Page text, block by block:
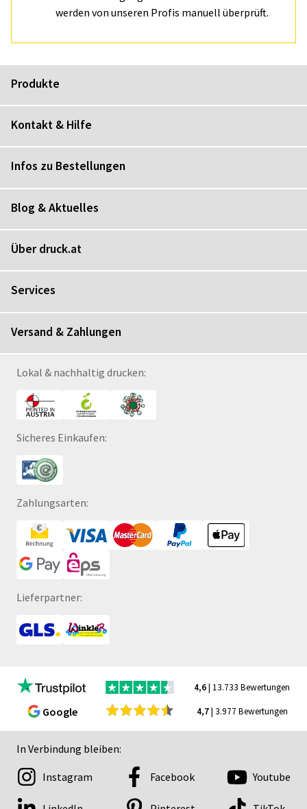
werden von unseren Profis manuell überprüft.
Produkte
Kontakt & Hilfe
Infos zu Bestellungen
Blog & Aktuelles
Über druck.at
Services
Versand & Zahlungen
Lokal & nachhaltig drucken:
Sicheres Einkaufen:
Zahlungsarten:
Lieferpartner:
4,6| 13.733 Bewertungen
Google 4,7| 3.977 Bewertungen
In Verbindung bleiben:
Instagram Facebook Youtube